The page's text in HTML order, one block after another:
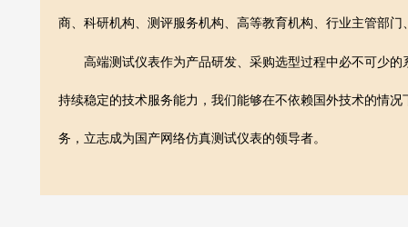
商、科研机构、测评服务机构、高等教育机构、行业主管部
高端测试仪表作为产品研发、采购选型过程中必不可少的
持续稳定的技术服务能力，我们能够在不依赖国外技术的情
务，立志成为国产网络仿真测试仪表的领导者。